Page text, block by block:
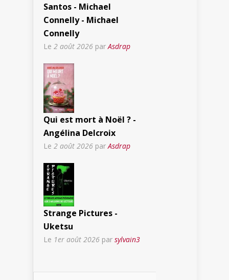
Santos - Michael
Connelly - Michael
Connelly
Le 2 août 2026 parAsdrap
Qui est mort à Noël ? -
Angélina Delcroix
Le 2 août 2026 par Asdrap
Strange Pictures -
Uketsu
Le 1er août 2026 par sylvain3